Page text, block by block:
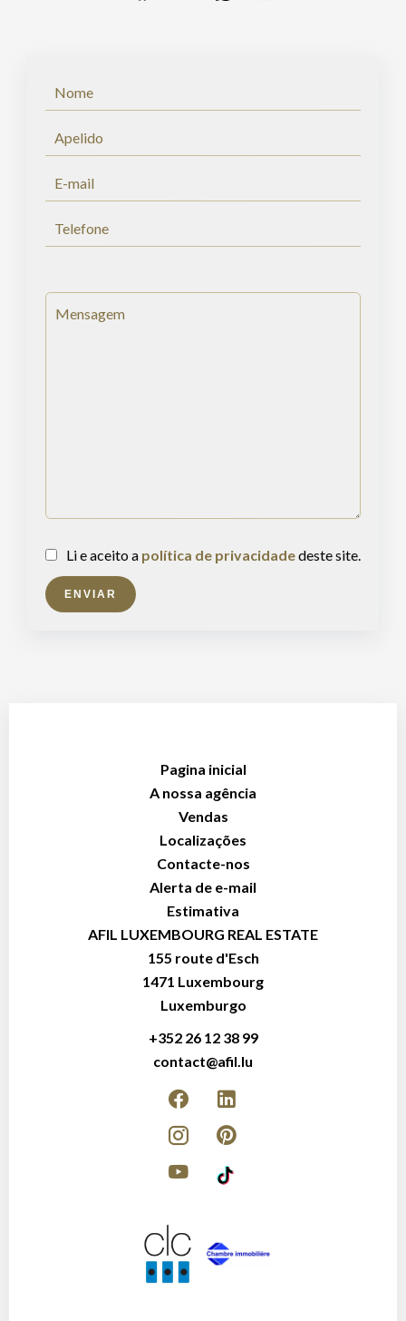
Li e aceito a política de privacidadedeste site.
ENVIAR
Pagina inicial
A nossa agência
Vendas
Localizações
Contacte-nos
Alerta de e-mail
Estimativa
AFIL LUXEMBOURG REAL ESTATE
155 route d'Esch
1471 Luxembourg
Luxemburgo
+352 26 12 38 99
contact@afil.lu